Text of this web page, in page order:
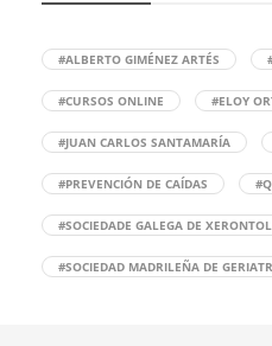
#ALBERTO GIMÉNEZ ARTÉS
#CURSOS ONLINE #ELOY
#JUAN CARLOS SANTAMARÍA
#PREVENCIÓN DE CAÍDAS
#SOCIEDADE GALEGA DE
#SOCIEDAD MADRILEÑA DE